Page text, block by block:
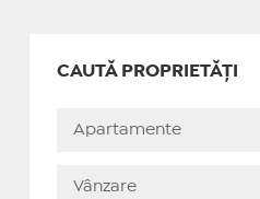
CAUTĂ PROPRIETĂȚI